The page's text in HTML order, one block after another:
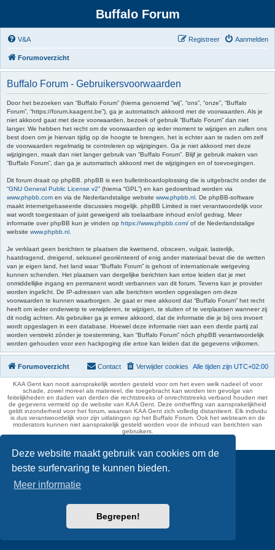
Deze website maakt gebruik van cookies om de
beste surfervaring te kunnen bieden.
Meer informatie
Begrepen!
Buffalo Forum
V&A Aanmelden
Registreer
Forumoverzicht
Buffalo Forum - Gebruikersvoorwaarden
Door het bezoeken van “Buffalo Forum” (hierna genoemd “wij”, “ons”, “onze”, “Buffalo
Forum”, “https://forum.kaagent.be”), ga je automatisch akkoord met de voorwaarden. Als je
niet akkoord gaat met deze voorwaarden, bezoek of gebruik “Buffalo Forum” dan niet
langer. We hebben het recht om de voorwaarden op ieder moment te wijzigen en zullen ons
best doen om je hiervan tijdig op de hoogte te brengen, het is echter aan te raden om zelf
de voorwaarden regelmatig te controleren op wijzigingen. Ga je niet akkoord met deze
wijzigingen, maak dan niet langer gebruik van “Buffalo Forum”. Blijf je gebruik maken van
“Buffalo Forum”, dan ga je automatisch akkoord met de wijzigingen en of toevoegingen.
Dit forum draait op phpBB. phpBB is een bulletinboardoplossing die is uitgebracht onder de
“GNU General Public License v2” (hierna “GPL”) en kan gedownload worden via
www.phpbb.com en via de Nederlandstalige website www.phpbb.nl . De phpBB-software
maakt internetgebaseerde discussies mogelijk. phpBB Limited is niet verantwoordelijk voor
wat wordt toegestaan of juist geweigerd als toelaatbare inhoud en/of gedrag. Meer
informatie over phpBB kun je vinden op https://www.phpbb.com/ of de Nederlandstalige
website www.phpbb.nl
Je verklaart geen berichten te plaatsen die kwetsend, obsceen, vulgair, lasterlijk,
haatdragend, dreigend, seksueel georiënteerd of enig ander materiaal bevat die de wetten
van je eigen land, het land waar “Buffalo Forum” is gehost of internationale wetgeving
kunnen schenden. Het plaatsen van dergelijke berichten kan ertoe leiden dat je met
onmiddellijke ingang en permanent wordt verbannen van dit forum. Tevens kan je provider
worden ingelicht. De IP-adressen van alle berichten worden opgeslagen om deze
voorwaarden te kunnen waarborgen. Je gaat er mee akkoord dat “Buffalo Forum” het recht
heeft om ieder onderwerp te verwijderen, te wijzigen, te sluiten of te verplaatsen wanneer zij
dit nodig achten. Als gebruiker ga je ermee akkoord, dat de informatie die je bij ons invoert
wordt opgeslagen in een database. Hoewel deze informatie niet aan een derde partij zal
worden verstrekt zónder je toestemming, kan “Buffalo Forum” nóch phpBB verantwoordelijk
worden gehouden voor een hackpoging die ertoe kan leiden dat de gegevens vrijkomen.
Forumoverzicht Alle tijden zijn UTC+02:00
Verwijder cookies
Contact
KAA Gent kan nooit aansprakelijk worden gesteld voor om het even welk nadeel of voor
schade, zowel moreel als materieel, die toegebracht kan worden ten gevolge van
feitelijkheden en daden van derden die rechtstreeks of onrechtstreeks verband houden met
de gegevens vermeld op de website van KAA Gent. Deze ontheffing van aansprakelijkheid
geldt inzonderheid voor het forum, waarvan KAA Gent zich volledig distantieert. Elk individu
is dus verantwoordelijk voor zijn uitlatingen op het Buffalo Forum. Ook het webteam en de
moderators kunnen niet aansprakelijk gesteld worden voor de inhoud van berichten van
gebruikers.